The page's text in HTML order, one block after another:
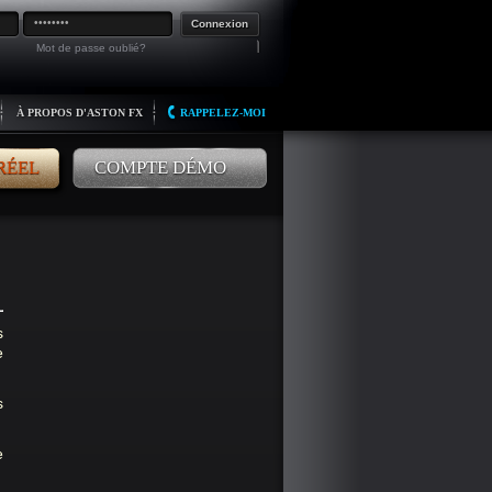
Mot de passe oublié?
Connexion
À PROPOS D'ASTON FX RAPPELEZ-MOI
COMPTE DÉMO